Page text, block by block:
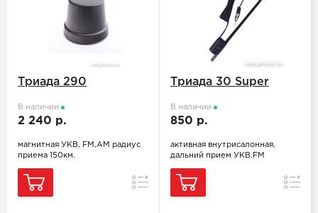
Триада 290
В наличии
2 240 р.
магнитная УКВ, FM,АМ радиус
приема 150км.
Сравнение
Триада 30 Super
В наличии
850 р.
активная внутрисалонная,
дальний прием УКВ,FM